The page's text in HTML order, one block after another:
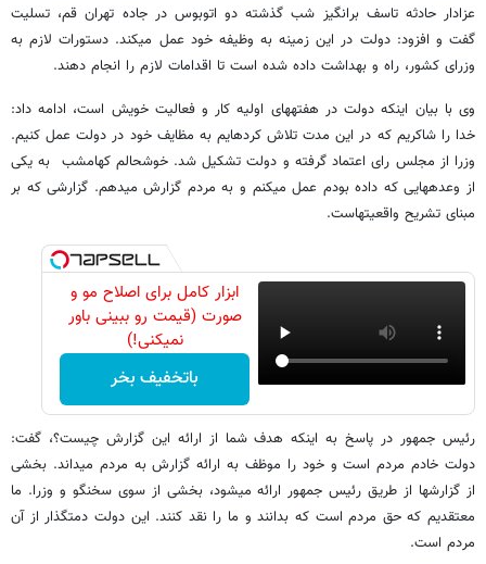
عزادار حادثه تاسف برانگیز شب گذشته دو اتوبوس در جاده تهران قم، تسلیت
گفت و افزود: دولت در این زمینه به وظیفه خود عمل می​کند. دستورات لازم به
وزرای کشور، راه و بهداشت داده شده است تا اقدامات لازم را انجام دهند.
وی با بیان اینکه دولت در هفته​های اولیه کار و فعالیت خویش است، ادامه داد:
خدا را شاکریم که در این مدت تلاش کرده​ایم به مظایف خود در دولت عمل کنیم.
وزرا از مجلس رای اعتماد گرفته و دولت تشکیل شد. خوشحالم کهامشب به یکی
از وعده​هایی که داده بودم عمل می​کنم و به مردم گزارش می​دهم. گزارشی که بر
مبنای تشریح واقعیت​هاست.
ابزار کامل برای اصلاح مو و
صورت (قیمت رو ببینی باور
نمیکنی!)
باتخفیف بخر
رئیس جمهور در پاسخ به اینکه هدف شما از ارائه این گزارش چیست؟، گفت:
دولت خادم مردم است و خود را موظف به ارائه گزارش به مردم می​داند. بخشی
از گزارش​ها از طریق رئیس جمهور ارائه می​شود، بخشی از سوی سخنگو و وزرا. ما
معتقدیم که حق مردم است که بدانند و ما را نقد کنند. این دولت دمتگذار از آن
مردم است.